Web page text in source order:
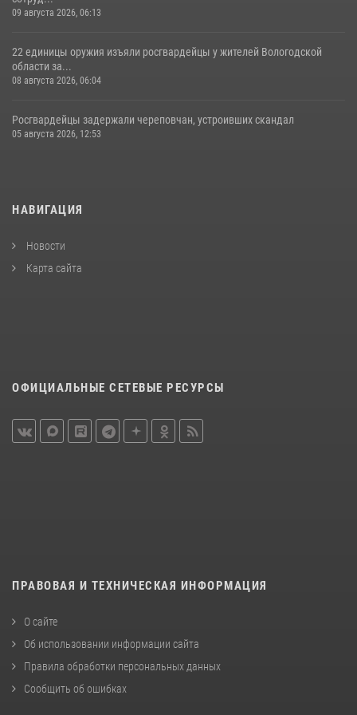
09 августа 2026, 06:13
22 единицы оружия изъяли росгвардейцы у жителей Вологодской
области за...
08 августа 2026, 06:04
Росгвардейцы задержали череповчан, устроивших скандал
05 августа 2026, 12:53
НАВИГАЦИЯ
Новости
Карта сайта
ОФИЦИАЛЬНЫЕ СЕТЕВЫЕ РЕСУРСЫ
ПРАВОВАЯ И ТЕХНИЧЕСКАЯ ИНФОРМАЦИЯ
О сайте
Об использовании информации сайта
Правила обработки персональных данных
Сообщить об ошибках